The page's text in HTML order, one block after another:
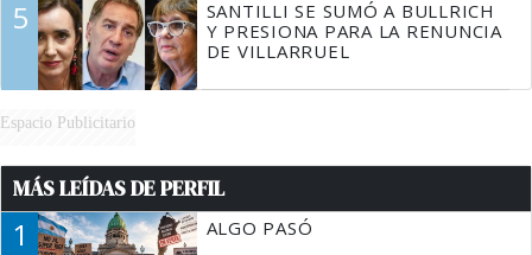
5
SANTILLI SE SUMÓ A BULLRICH
Y PRESIONA PARA LA RENUNCIA
DE VILLARRUEL
Espacio Publicitario
MÁS LEÍDAS DE PERFIL
1 ALGO PASÓ